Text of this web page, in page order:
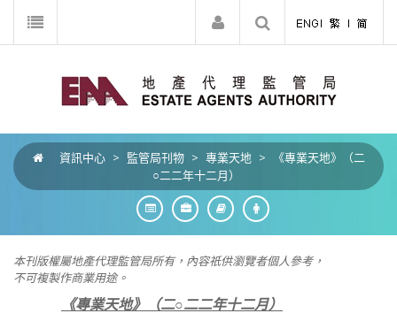
資訊中心 > 監管局刊物 > 專業天地 >
《專業天地》（二
○二二年十二月）
本刊版權屬地產代理監管局所有，內容祇供瀏覽者個人參考，
不可複製作商業用途。
《專業天地》（二○二二年十二月）